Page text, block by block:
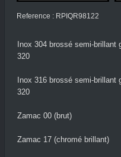
Reference : RPIQR98122
Inox 304 brossé semi-brillant
320
Inox 316 brossé semi-brillant
320
Zamac 00 (brut)
Zamac 17 (chromé brillant)